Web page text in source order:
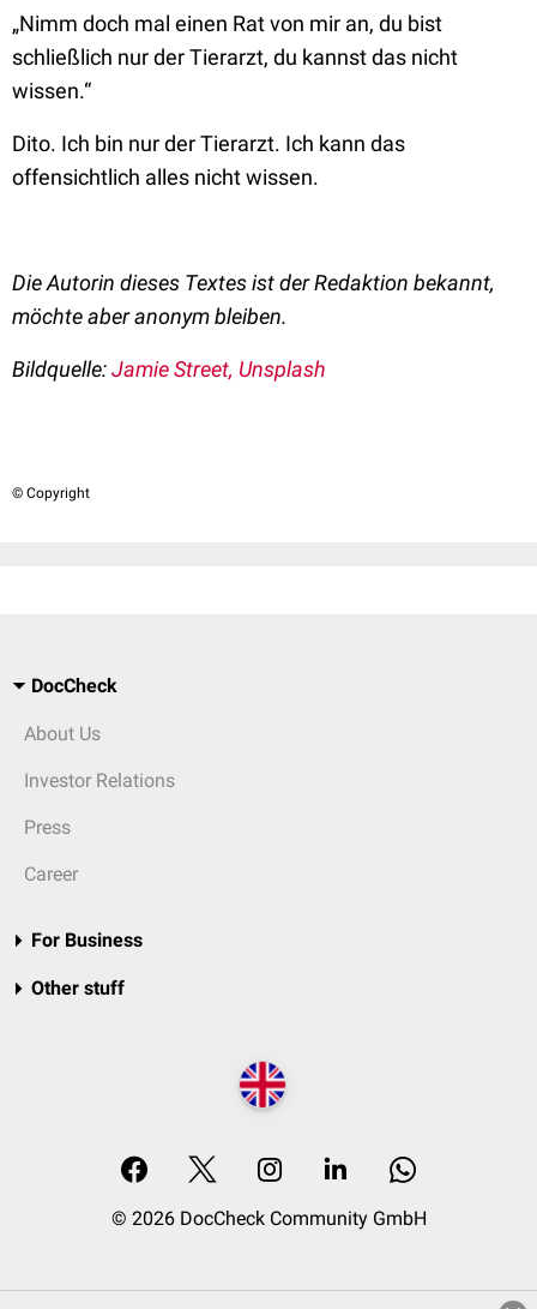
„Nimm doch mal einen Rat von mir an, du bist
schließlich nur der Tierarzt, du kannst das nicht
wissen.“
Dito. Ich bin nur der Tierarzt. Ich kann das
offensichtlich alles nicht wissen.
Die Autorin dieses Textes ist der Redaktion bekannt,
möchte aber anonym bleiben.
Bildquelle:Jamie Street, Unsplash
© Copyright
DocCheck
About Us
Investor Relations
Press
Career
For Business
Other stuff
© 2026 DocCheck Community GmbH